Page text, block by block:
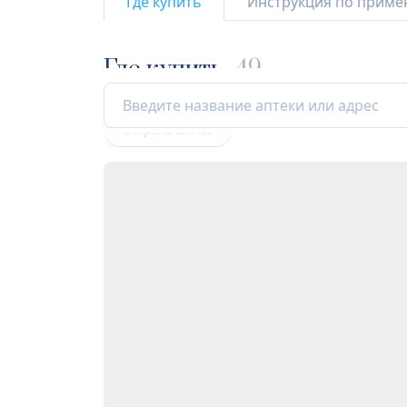
Где купить 49
Открыта сейчас